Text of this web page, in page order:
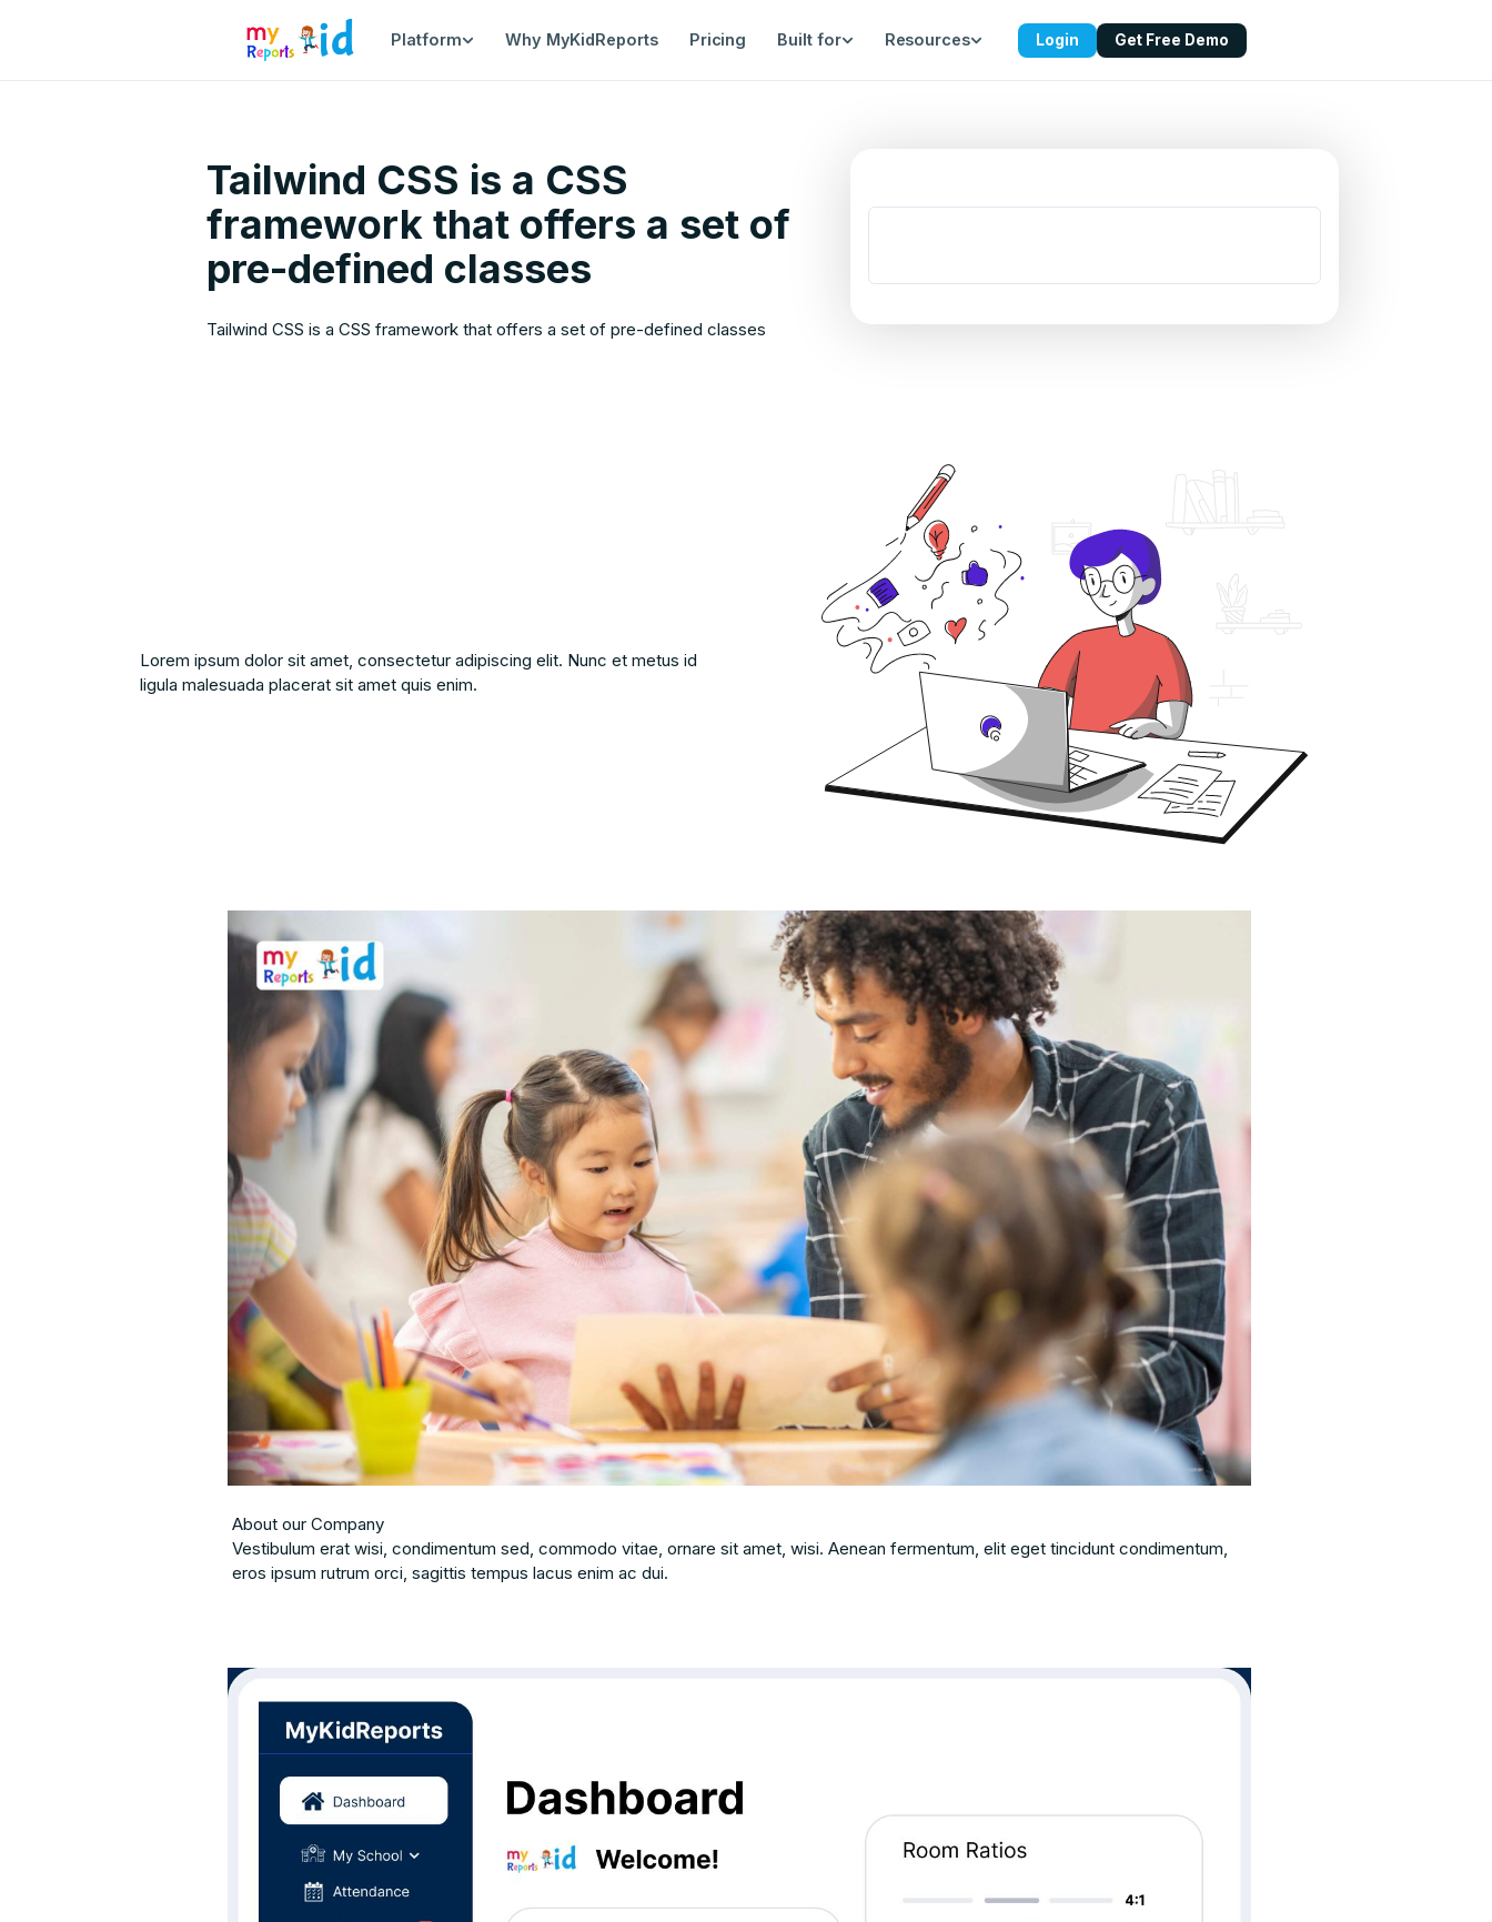
Platform Why MyKidReports Pricing Built for Resources Login Get Free Demo
Tailwind CSS is a CSS
framework that offers a set of
pre-defined classes
Tailwind CSS is a CSS framework that offers a set of pre-defined classes
Lorem ipsum dolor sit amet, consectetur adipiscing elit. Nunc et metus id
ligula malesuada placerat sit amet quis enim.
About our Company
Vestibulum erat wisi, condimentum sed, commodo vitae, ornare sit amet, wisi. Aenean fermentum, elit eget tincidunt condimentum,
eros ipsum rutrum orci, sagittis tempus lacus enim ac dui.